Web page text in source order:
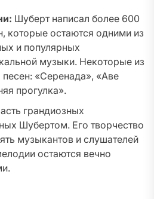
Шуберт написал более 600
которые остаются одними из
и популярных
музыки. Некоторые из
«Серенада», «Аве
прогулка».
грандиозных
Шубертом. Его творчество
музыкантов и слушателей
остаются вечно